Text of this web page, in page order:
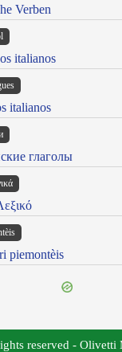
Verben
italianos
italianos
глаголы
piemontèis
reserved - Olivetti